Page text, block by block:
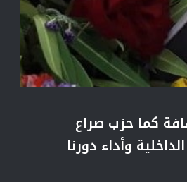
كما حزب صراع
وأداء دورنا